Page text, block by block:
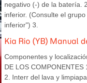
negativo (-) de la batería.
inferior. (Consulte el
inferior") 3.
Kia Rio (YB) Manual
Componentes y
DE LOS
2. Interr del lava y